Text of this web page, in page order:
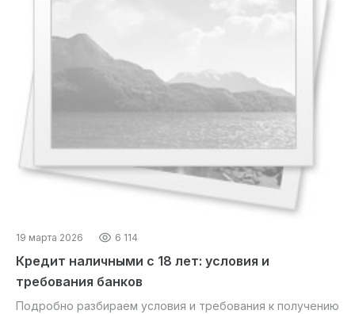
19 марта 2026 6 114
Кредит наличными с 18 лет: условия и
требования банков
Подробно разбираем условия и требования к получению